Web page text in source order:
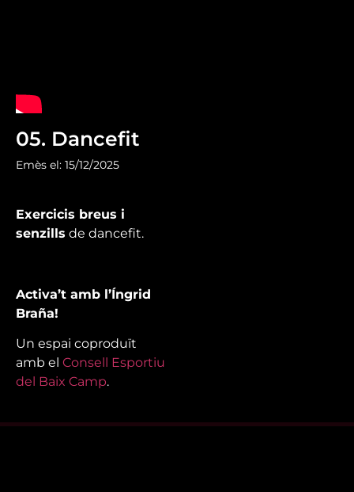
05. Dancefit
Emès el: 15/12/2025
Exercicis breus i
senzills de dancefit.
Activa’t amb l’Íngrid
Braña!
Un espai coproduït
amb el Consell Esportiu
del Baix Camp.